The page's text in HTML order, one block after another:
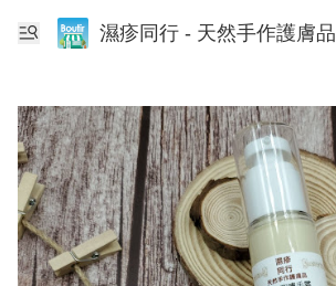
濕疹同行 - 天然手作護膚品